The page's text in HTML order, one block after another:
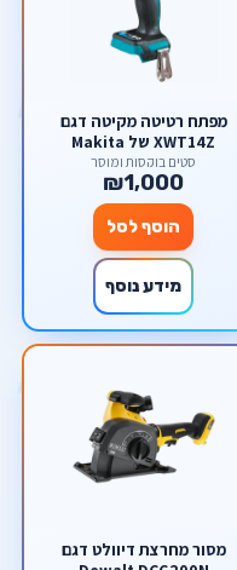
מפתח רטיטה מקיטה דגם
XWT14Z של Makita
סטים בוקסות ומוסך
₪1,000
הוסף לסל
מידע נוסף
מסור ‏מחרצת דיוולט דגם